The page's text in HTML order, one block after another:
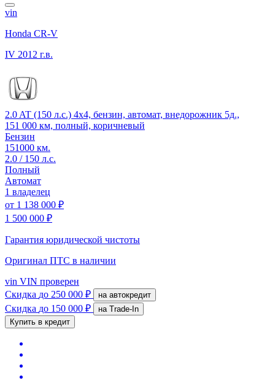
vin
Honda CR-V
IV 2012 г.в.
2.0 AT (150 л.с.) 4x4, бензин, автомат, внедорожник 5д.,
151 000 км, полный, коричневый
Бензин
151000 км.
2.0 / 150 л.с.
Полный
Автомат
1 владелец
от 1 138 000 ₽
1 500 000 ₽
Гарантия юридической чистоты
Оригинал ПТС в наличии
vin VIN проверен
Скидка до 250 000 ₽ на автокредит
Скидка до 150 000 ₽
на Trade-In
Купить в кредит